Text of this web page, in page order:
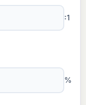
:1
%